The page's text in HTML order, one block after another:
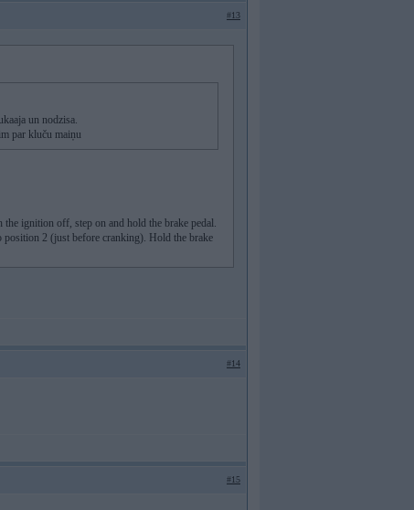
#13
un nodzisa.
par kluču maiņu
ignition off, step on and hold the brake pedal.
2 (just before cranking). Hold the brake
#14
#15